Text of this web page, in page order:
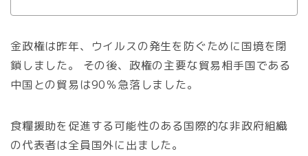
金政権は昨年、ウイルスの発生を防ぐために国境を閉
鎖しました。 その後、政権の主要な貿易相手国である
中国との貿易は90％急落しました。
食糧援助を促進する可能性のある国際的な非政府組織
の代表者は全員国外に出ました。